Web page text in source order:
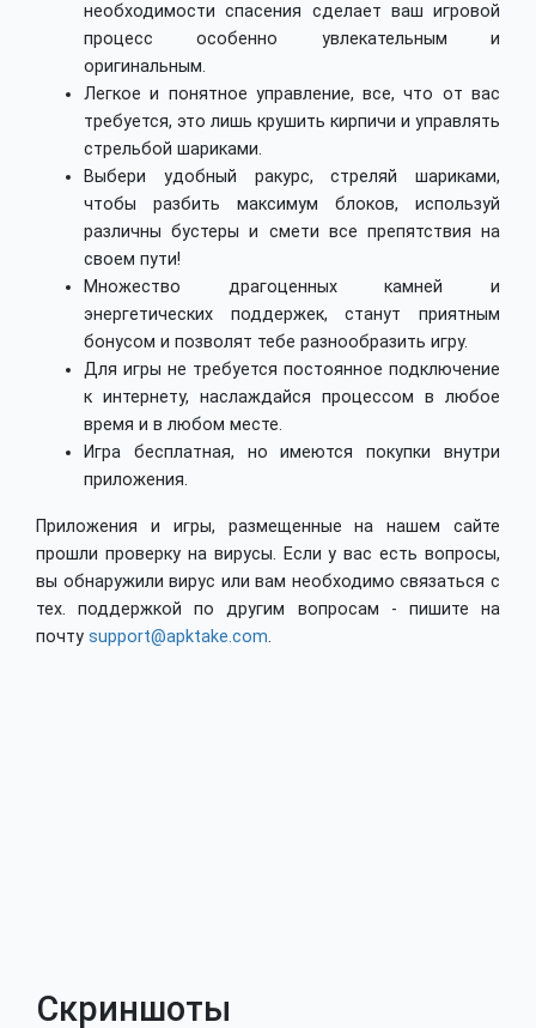
необходимости спасения сделает ваш игровой
процесс особенно увлекательным и
оригинальным.
Легкое и понятное управление, все, что от вас
требуется, это лишь крушить кирпичи и управлять
стрельбой шариками.
Выбери удобный ракурс, стреляй шариками,
чтобы разбить максимум блоков, используй
различны бустеры и смети все препятствия на
своем пути!
Множество драгоценных камней и
энергетических поддержек, станут приятным
бонусом и позволят тебе разнообразить игру.
Для игры не требуется постоянное подключение
к интернету, наслаждайся процессом в любое
время и в любом месте.
Игра бесплатная, но имеются покупки внутри
приложения.
Приложения и игры, размещенные на нашем сайте
прошли проверку на вирусы. Если у вас есть вопросы,
вы обнаружили вирус или вам необходимо связаться с
тех. поддержкой по другим вопросам - пишите на
почту support@apktake.com.
Скриншоты